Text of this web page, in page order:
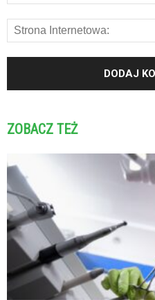
ZOBACZ TEŻ